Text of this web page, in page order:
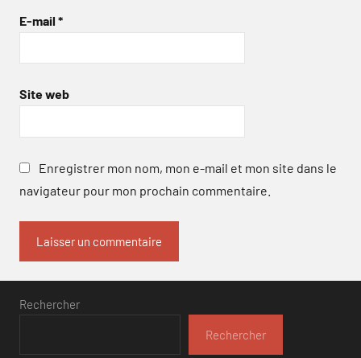
E-mail *
Site web
Enregistrer mon nom, mon e-mail et mon site dans le
navigateur pour mon prochain commentaire.
Rechercher
Rechercher